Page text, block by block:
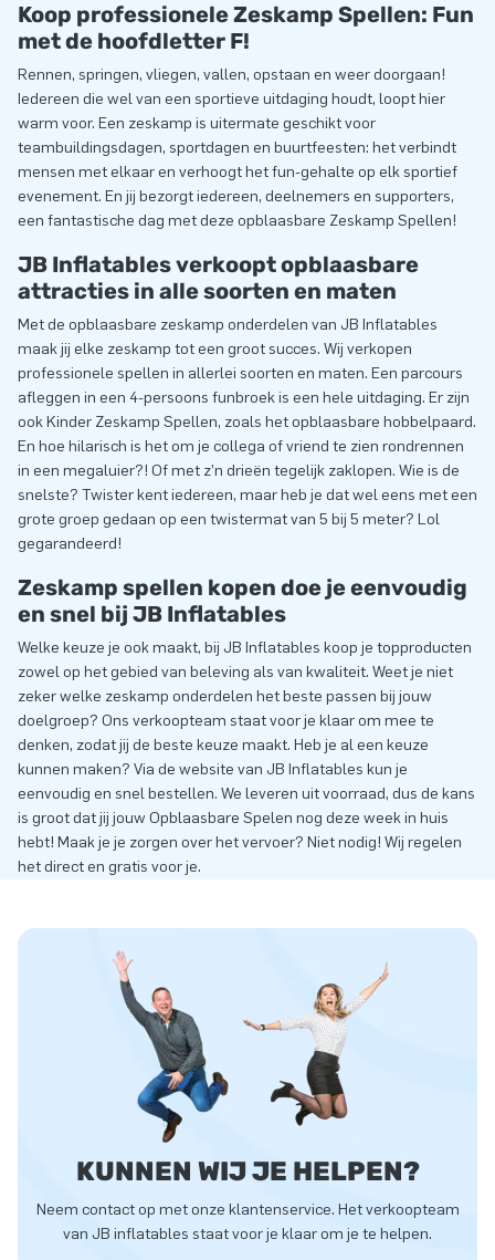
Koop professionele Zeskamp Spellen: Fun
met de hoofdletter F!
Rennen, springen, vliegen, vallen, opstaan en weer doorgaan!
Iedereen die wel van een sportieve uitdaging houdt, loopt hier
warm voor. Een zeskamp is uitermate geschikt voor
teambuildingsdagen, sportdagen en buurtfeesten: het verbindt
mensen met elkaar en verhoogt het fun-gehalte op elk sportief
evenement. En jij bezorgt iedereen, deelnemers en supporters,
een fantastische dag met deze opblaasbare Zeskamp Spellen!
JB Inflatables verkoopt opblaasbare
attracties in alle soorten en maten
Met de opblaasbare zeskamp onderdelen van JB Inflatables
maak jij elke zeskamp tot een groot succes. Wij verkopen
professionele spellen in allerlei soorten en maten. Een parcours
afleggen in een 4-persoons funbroek is een hele uitdaging. Er zijn
ook Kinder Zeskamp Spellen, zoals het opblaasbare hobbelpaard.
En hoe hilarisch is het om je collega of vriend te zien rondrennen
in een megaluier?! Of met z’n drieën tegelijk zaklopen. Wie is de
snelste? Twister kent iedereen, maar heb je dat wel eens met een
grote groep gedaan op een twistermat van 5 bij 5 meter? Lol
gegarandeerd!
Zeskamp spellen kopen doe je eenvoudig
en snel bij JB Inflatables
Welke keuze je ook maakt, bij JB Inflatables koop je topproducten
zowel op het gebied van beleving als van kwaliteit. Weet je niet
zeker welke zeskamp onderdelen het beste passen bij jouw
doelgroep? Ons verkoopteam staat voor je klaar om mee te
denken, zodat jij de beste keuze maakt. Heb je al een keuze
kunnen maken? Via de website van JB Inflatables kun je
eenvoudig en snel bestellen. We leveren uit voorraad, dus de kans
is groot dat jij jouw Opblaasbare Spelen nog deze week in huis
hebt! Maak je je zorgen over het vervoer? Niet nodig! Wij regelen
het direct en gratis voor je.
KUNNEN WIJ JE HELPEN?
Neem contact op met onze klantenservice. Het verkoopteam
van JB inflatables staat voor je klaar om je te helpen.